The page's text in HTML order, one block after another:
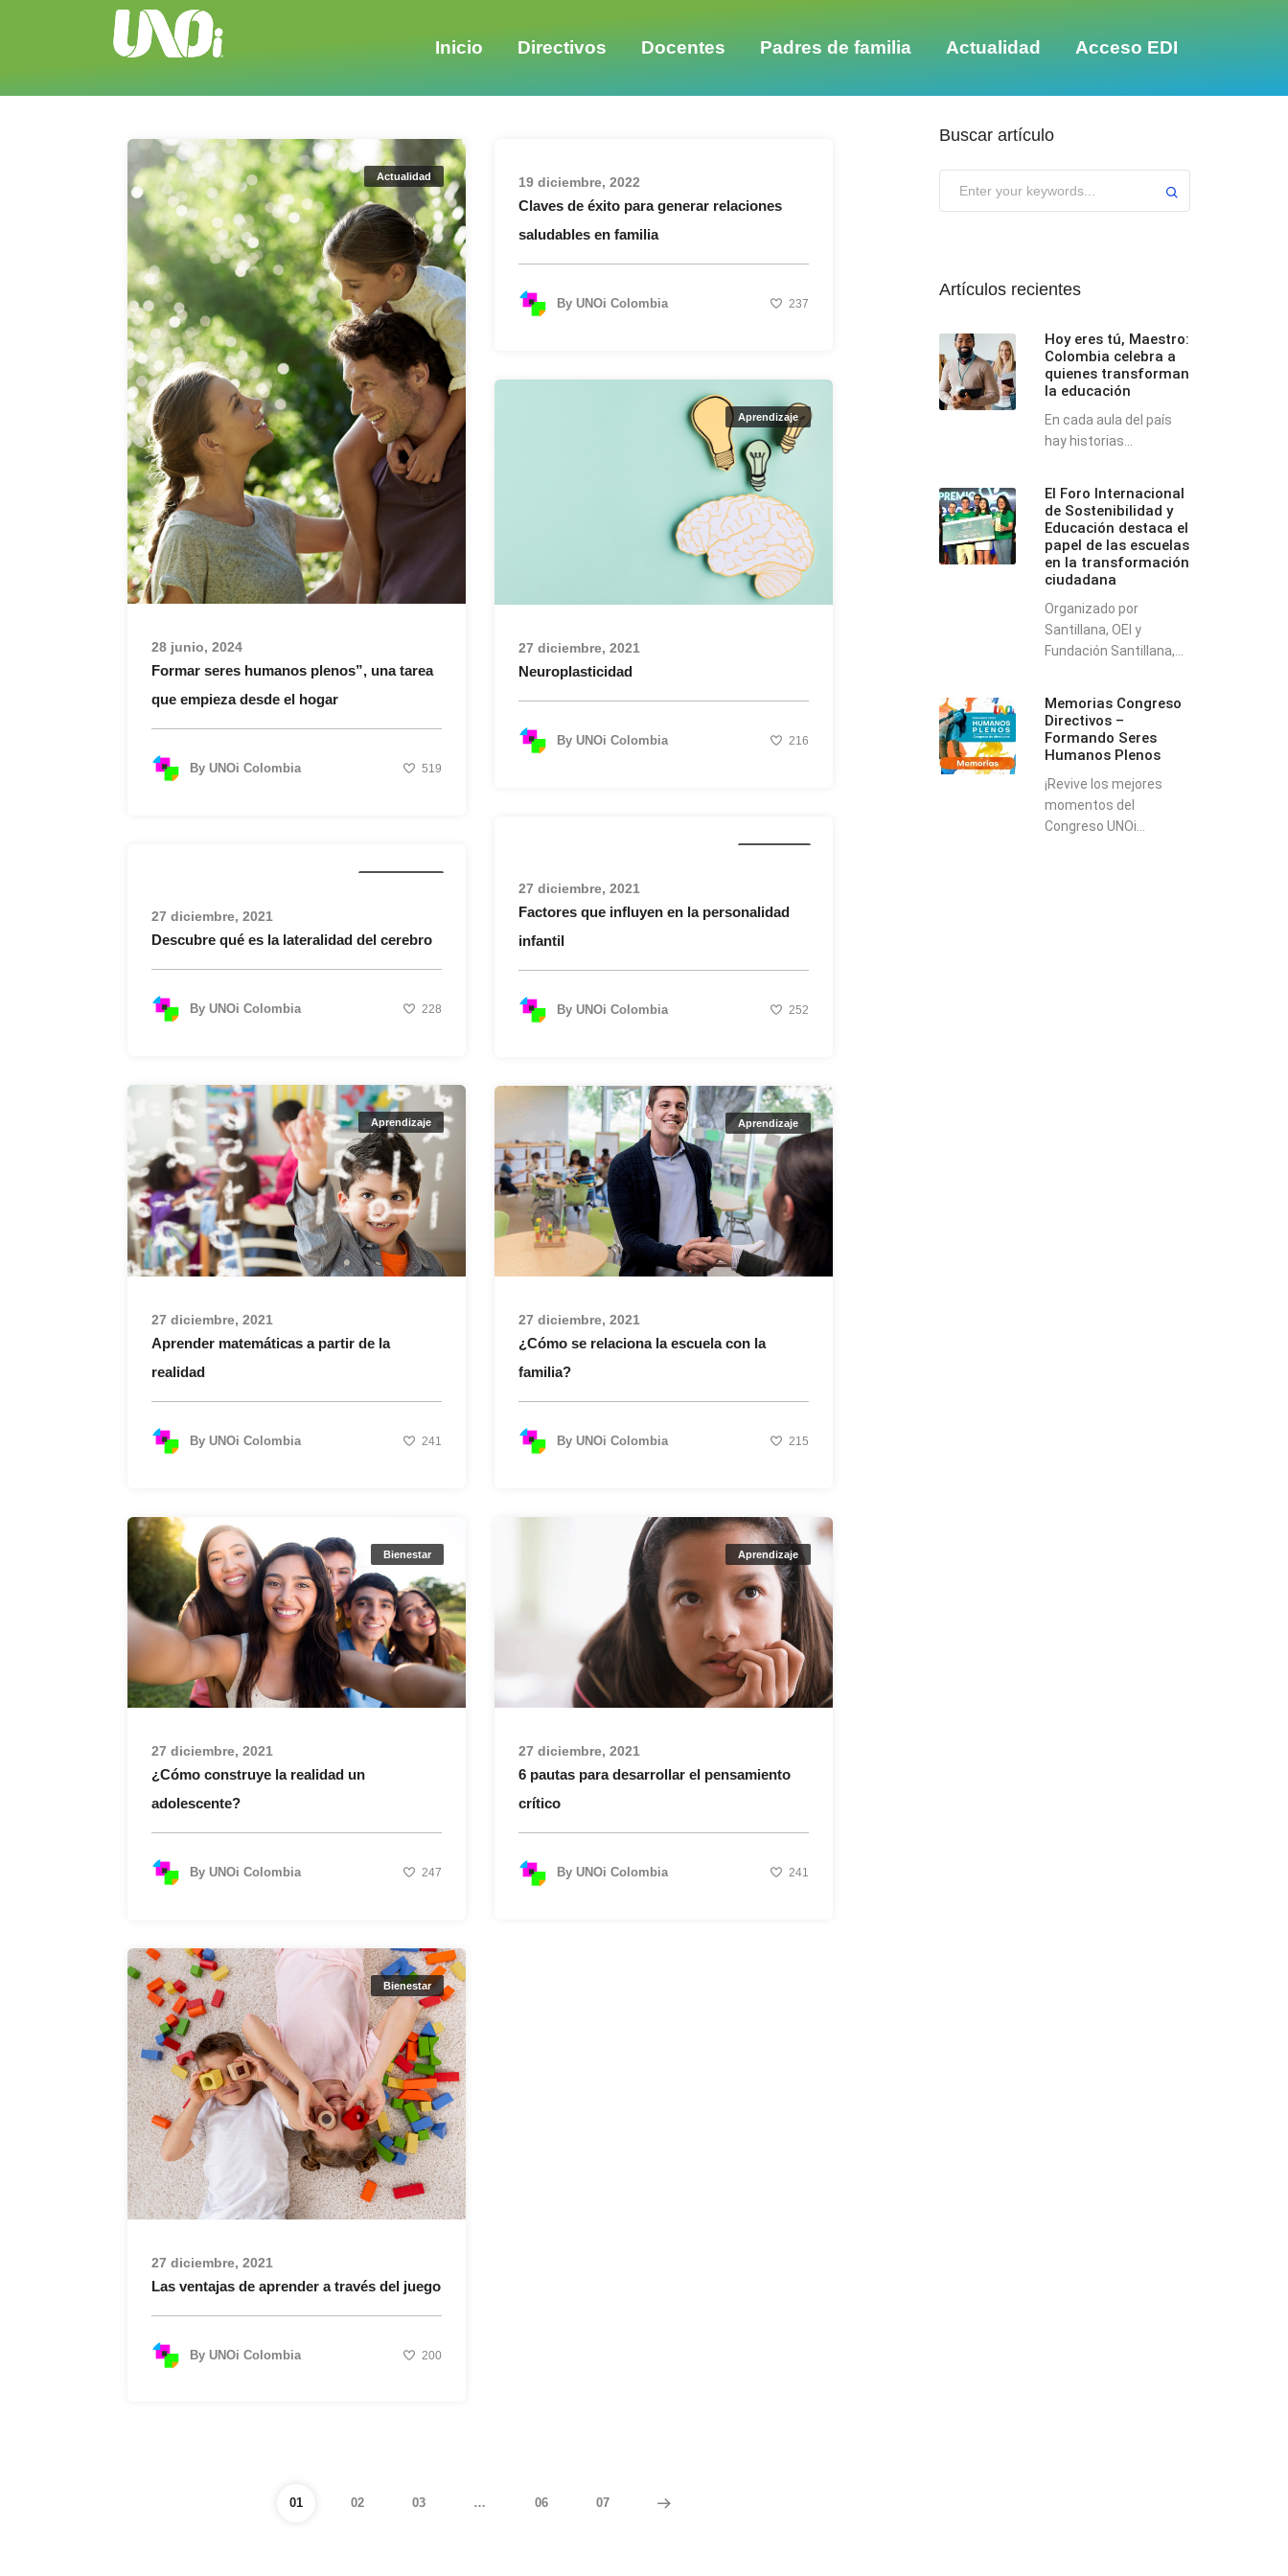
Inicio Directivos Docentes Padres de familia Actualidad Acceso EDI
Actualidad
28 junio, 2024
Formar seres humanos plenos”, una tarea
que empieza desde el hogar
By UNOi Colombia 519
19 diciembre, 2022
Claves de éxito para generar relaciones
saludables en familia
By UNOi Colombia 237
Aprendizaje
27 diciembre, 2021
Neuroplasticidad
By UNOi Colombia 216
27 diciembre, 2021
Factores que influyen en la personalidad
infantil
By UNOi Colombia 252
27 diciembre, 2021
Descubre qué es la lateralidad del cerebro
By UNOi Colombia 228
Aprendizaje
27 diciembre, 2021
Aprender matemáticas a partir de la
realidad
By UNOi Colombia 241
Aprendizaje
27 diciembre, 2021
¿Cómo se relaciona la escuela con la
familia?
By UNOi Colombia 215
Bienestar
27 diciembre, 2021
¿Cómo construye la realidad un
adolescente?
By UNOi Colombia 247
Aprendizaje
27 diciembre, 2021
6 pautas para desarrollar el pensamiento
crítico
By UNOi Colombia 241
Bienestar
27 diciembre, 2021
Las ventajas de aprender a través del juego
By UNOi Colombia 200
01 02 03 … 06 07
Buscar artículo
Artículos recientes
Hoy eres tú, Maestro:
Colombia celebra a
quienes transforman
la educación
En cada aula del país
hay historias...
El Foro Internacional
de Sostenibilidad y
Educación destaca el
papel de las escuelas
en la transformación
ciudadana
Organizado por
Santillana, OEI y
Fundación Santillana,...
Memorias Congreso
Directivos –
Formando Seres
Humanos Plenos
¡Revive los mejores
momentos del
Congreso UNOi...